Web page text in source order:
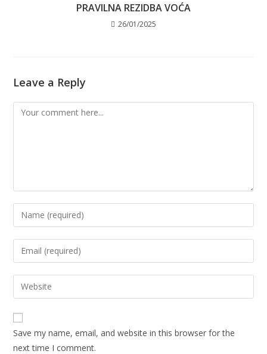
PRAVILNA REZIDBA VOĆA
26/01/2025
Leave a Reply
Comment
Enter
your
name
to
comment
Enter
your
email
address
comment
Enter
your
website
URL
(optional)
Save my name, email, and website in this browser for the
next time I comment.